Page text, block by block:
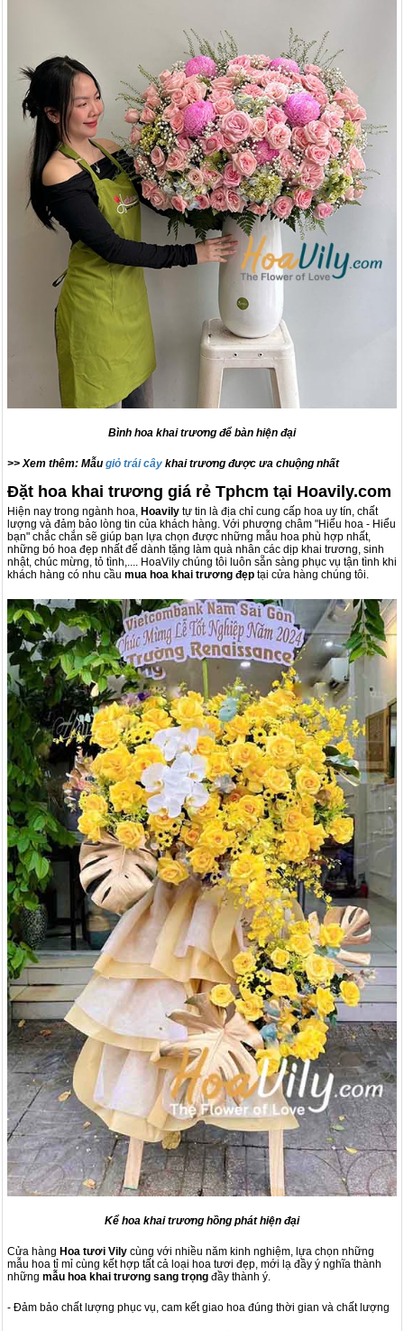
Bình hoa khai trương để bàn hiện đại
>> Xem thêm: Mẫu giỏ trái cây khai trương được ưa chuộng nhất
Đặt hoa khai trương giá rẻ Tphcm tại Hoavily.com
Hiện nay trong ngành hoa, Hoavily tự tin là địa chỉ cung cấp hoa uy tín, chất
lượng và đảm bảo lòng tin của khách hàng. Với phương châm "Hiểu hoa - Hiểu
bạn" chắc chắn sẽ giúp bạn lựa chọn được những mẫu hoa phù hợp nhất,
những bó hoa đẹp nhất để dành tặng làm quà nhân các dịp khai trương, sinh
nhật, chúc mừng, tỏ tình,.... HoaVily chúng tôi luôn sẵn sàng phục vụ tận tình khi
khách hàng có nhu cầu mua hoa khai trương đẹp tại cửa hàng chúng tôi.
Kể hoa khai trương hồng phát hiện đại
Cửa hàng Hoa tươi Vily cùng với nhiều năm kinh nghiệm, lựa chọn những
mẫu hoa tỉ mỉ cùng kết hợp tất cả loại hoa tươi đẹp, mới lạ đầy ý nghĩa thành
những mẫu hoa khai trương sang trọng đầy thành ý.
- Đảm bảo chất lượng phục vụ, cam kết giao hoa đúng thời gian và chất lượng